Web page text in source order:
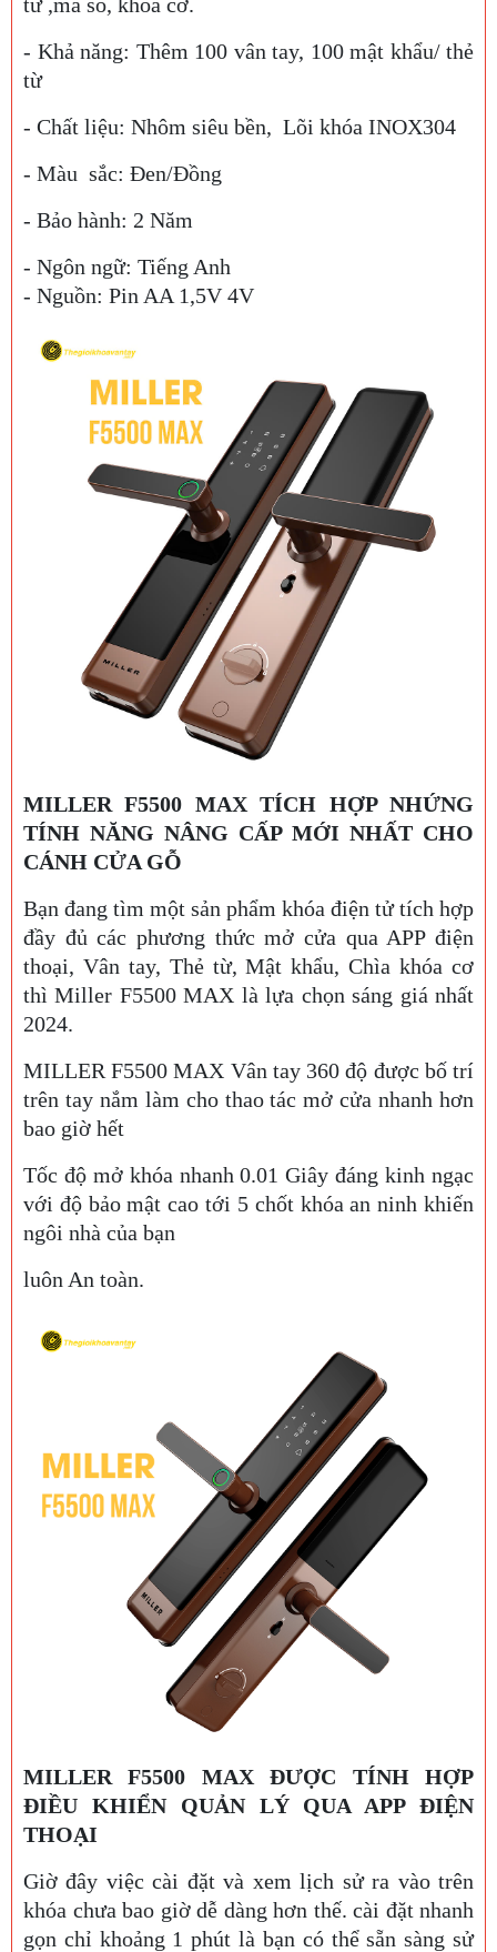
- Khả năng: Thêm 100 vân tay, 100 mật khẩu/ thẻ
từ
- Chất liệu: Nhôm siêu bền, Lõi khóa INOX304
- Màu sắc: Đen/Đồng
- Bảo hành: 2 Năm
- Ngôn ngữ: Tiếng Anh
- Nguồn: Pin AA 1,5V 4V
MILLER F5500 MAX TÍCH HỢP NHỨNG
TÍNH NĂNG NÂNG CẤP MỚI NHẤT CHO
CÁNH CỬA GỖ
Bạn đang tìm một sản phẩm khóa điện tử tích hợp
đầy đủ các phương thức mở cửa qua APP điện
thoại, Vân tay, Thẻ từ, Mật khẩu, Chìa khóa cơ
thì Miller F5500 MAX là lựa chọn sáng giá nhất
2024.
MILLER F5500 MAX Vân tay360 độ được bố trí
trên tay nắm làm cho thao tác mở cửa nhanh hơn
bao giờ hết
Tốc độ mở khóa nhanh 0.01 Giây đáng kinh ngạc
với độ bảo mật cao tới 5 chốt khóa an ninh khiến
ngôi nhà của bạn
luôn An toàn.
MILLER F5500 MAX ĐƯỢC TÍNH HỢP
ĐIỀU KHIỂN QUẢN LÝ QUA APP ĐIỆN
THOẠI
Giờ đây việc cài đặt và xem lịch sử ra vào trên
khóa chưa bao giờ dễ dàng hơn thế. cài đặt nhanh
gọn chỉ khoảng 1 phút là bạn có thể sẵn sàng sử